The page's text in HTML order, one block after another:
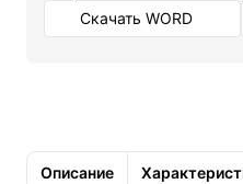
Скачать WORD
Описание